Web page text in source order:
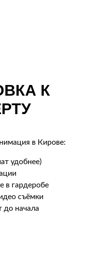
К
в Кирове:
удобнее)
в гардеробе
съёмки
до начала